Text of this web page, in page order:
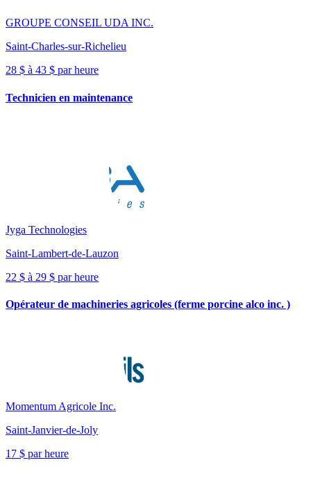
GROUPE CONSEIL UDA INC.
Saint-Charles-sur-Richelieu
28 $ à 43 $ par heure
Technicien en maintenance
Jyga Technologies
Saint-Lambert-de-Lauzon
22 $ à 29 $ par heure
Opérateur de machineries agricoles (ferme porcine alco inc. )
Momentum Agricole Inc.
Saint-Janvier-de-Joly
17 $ par heure